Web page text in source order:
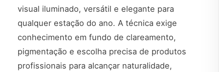
visual iluminado, versátil e elegante para
qualquer estação do ano. A técnica exige
conhecimento em fundo de clareamento,
pigmentação e escolha precisa de produtos
profissionais para alcançar naturalidade,